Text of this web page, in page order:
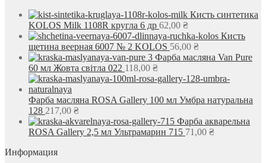
Кисть синтетика
KOLOS Milk 1108R кругла 6 др 62,00 ₴
Кисть
щетина веерная 6007 № 2 KOLOS 56,00 ₴
Фарба масляна Van Pure
60 мл Жовта світла 022 118,00 ₴
Фарба масляна ROSA Gallery 100 мл Умбра натуральна
128 217,00 ₴
Фарба акварельна
ROSA Gallery 2,5 мл Ультрамарин 715 71,00 ₴
Информация